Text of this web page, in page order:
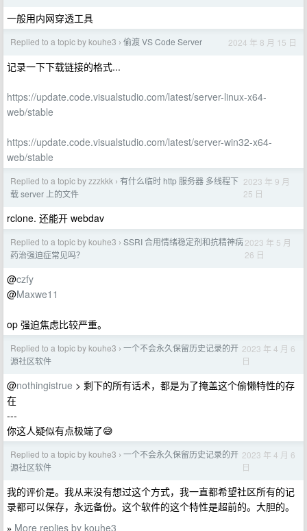
一般用内网穿透工具
Replied to a topic by kouhe3 › 偷渡 VS Code Server 2024 年 8 月 15 日
记录一下下载链接的格式...
https://update.code.visualstudio.com/latest/server-linux-x64-
web/stable
https://update.code.visualstudio.com/latest/server-win32-x64-
web/stable
Replied to a topic by zzzkkk › 有什么临时 http 服务器 多线程下
载 server 上的文件
2023 年 9 月
25 日
rclone. 还能开 webdav
Replied to a topic by kouhe3 › SSRI 合用情绪稳定剂和抗精神病
药治强迫症常见吗？
2023 年 5 月
26 日
@czfy
@Maxwe11
op 强迫焦虑比较严重。
Replied to a topic by kouhe3 › 一个不会永久保留历史记录的开
源社区软件
2023 年 4 月 6
日
@nothingistrue > 剩下的所有话术，都是为了掩盖这个偷懒特性的存
在
---
你这人疑似有点极端了😅
Replied to a topic by kouhe3 › 一个不会永久保留历史记录的开
源社区软件
2023 年 4 月 6
日
我的评价是。我从来没有想过这个方式，我一直都希望社区所有的记
录都可以保存，永远备份。这个软件的这个特性是超前的。大胆的。
» More replies by kouhe3